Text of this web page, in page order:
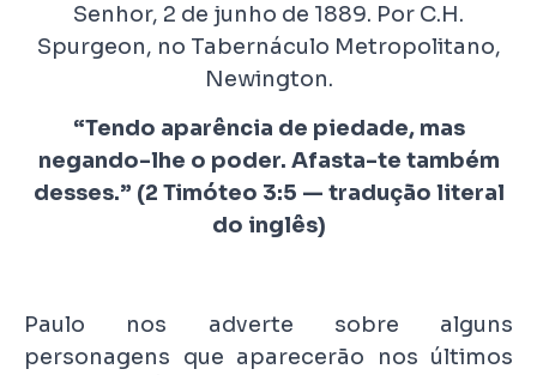
Senhor, 2 de junho de 1889. Por C.H.
Spurgeon, no Tabernáculo Metropolitano,
Newington.
“Tendo aparência de piedade, mas
negando-lhe o poder. Afasta-te também
desses.” (2 Timóteo 3:5 — tradução literal
do inglês)
Paulo nos adverte sobre alguns
personagens que aparecerão nos últimos